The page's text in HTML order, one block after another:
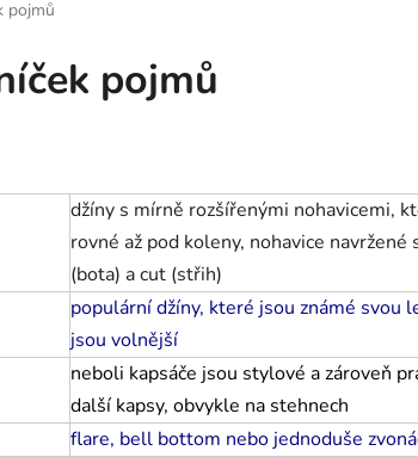
pojmů
pojmů
džíny s mírně rozšířenými nohavicemi,
rovné až pod koleny, nohavice
(bota) a cut (střih)
populární džíny, které jsou známé svou
jsou volnější
neboli kapsáče jsou stylové a zároveň
další kapsy, obvykle na stehnech
flare, bell bottom nebo jednoduše